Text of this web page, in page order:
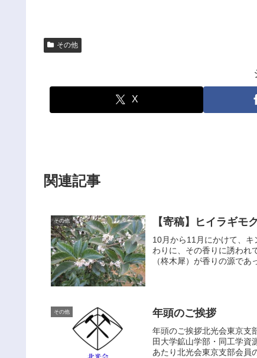
その他
X
関連記事
その他 【寄稿】ヒイラギモ
10月から11月にかけて、
わりに、その香りに誘われ
（柊木犀）が香りの源であ
その他 年頭のご挨拶
年頭のご挨拶北光会東
田大学鉱山学部・同工学資
あたり北光会東京支部会員